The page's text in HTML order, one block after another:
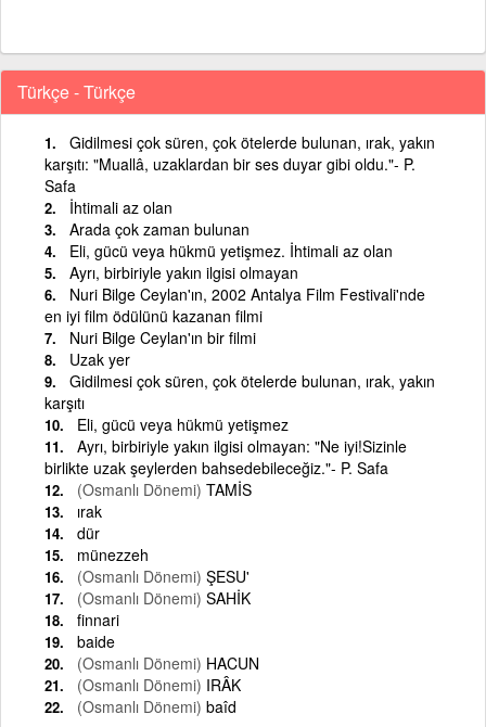
Türkçe - Türkçe
Gidilmesi çok süren, çok ötelerde bulunan, ırak, yakın
karşıtı: "Muallâ, uzaklardan bir ses duyar gibi oldu."- P.
Safa
İhtimali az olan
Arada çok zaman bulunan
Eli, gücü veya hükmü yetişmez. İhtimali az olan
Ayrı, birbiriyle yakın ilgisi olmayan
Nuri Bilge Ceylan'ın, 2002 Antalya Film Festivali'nde
en iyi film ödülünü kazanan filmi
Nuri Bilge Ceylan'ın bir filmi
Uzak yer
Gidilmesi çok süren, çok ötelerde bulunan, ırak, yakın
karşıtı
Eli, gücü veya hükmü yetişmez
Ayrı, birbiriyle yakın ilgisi olmayan: "Ne iyi!Sizinle
birlikte uzak şeylerden bahsedebileceğiz."- P. Safa
(Osmanlı Dönemi) TAMİS
ırak
dür
münezzeh
(Osmanlı Dönemi) ŞESU'
(Osmanlı Dönemi) SAHİK
finnari
baide
(Osmanlı Dönemi) HACUN
(Osmanlı Dönemi) IRÂK
(Osmanlı Dönemi) baîd